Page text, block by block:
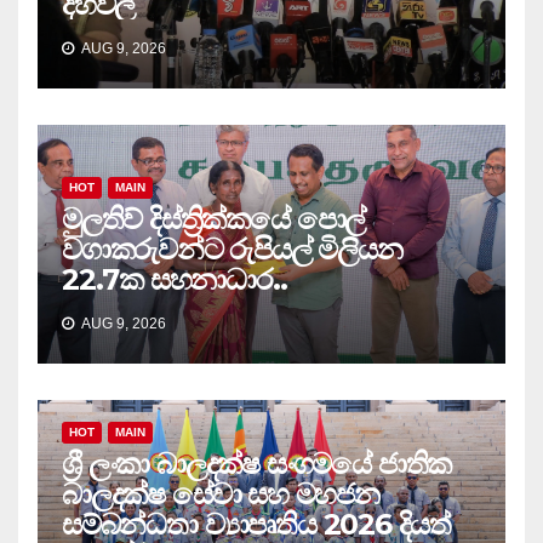
AUG 9, 2026
HOT MAIN
මුලතිව් දිස්ත්‍රික්කයේ පොල්
වගාකරුවන්ට රුපියල් මිලියන
22.7ක සහනාධාර..
AUG 9, 2026
HOT MAIN
ශ්‍රී ලංකා බාලදක්ෂ සංගමයේ ජාතික
බාලදක්ෂ සේවා සහ මහජන
සම්බන්ධතා ව්‍යාපෘතිය 2026 දියත්